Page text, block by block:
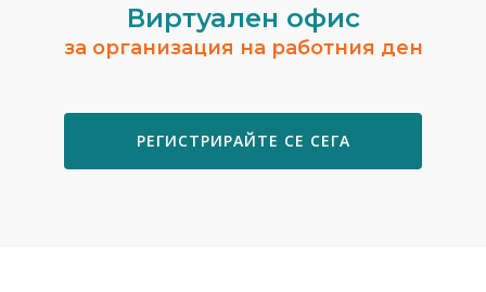
Виртуален офис
за организация на работния ден
РЕГИСТРИРАЙТЕ СЕ СЕГА